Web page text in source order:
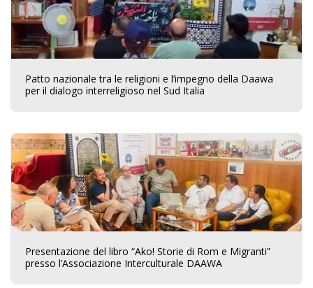
Patto nazionale tra le religioni e l’impegno della Daawa
per il dialogo interreligioso nel Sud Italia
Presentazione del libro “Ako! Storie di Rom e Migranti”
presso l’Associazione Interculturale DAAWA